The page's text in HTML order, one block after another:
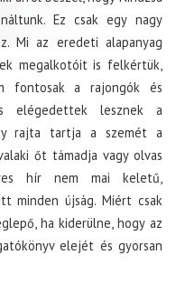
Ez csak egy nagy
Mi az eredeti alapanyag
megalkotóit is felkértük,
fontosak a rajongók és
elégedettek lesznek a
rajta tartja a szemét a
őt támadja vagy olvas
hír nem mai keletű,
minden újság. Miért csak
ha kiderülne, hogy az
elejét és gyorsan